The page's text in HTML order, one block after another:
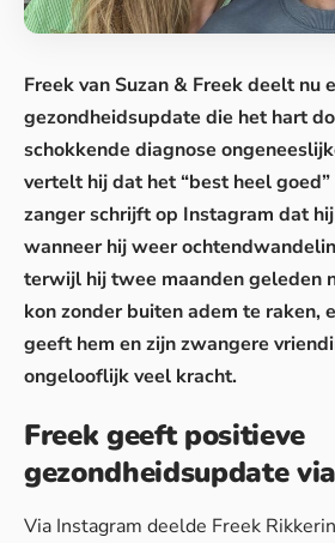
Freek van Suzan & Freek deelt nu
gezondheidsupdate die het hart
schokkende diagnose
vertelt hij dat het “best heel
zanger schrijft op Instagram dat
wanneer hijweer
terwijl hij twee maanden geleden
kon zonder buiten adem te raken,
geeft hem en zijn zwangere
ongelooflijk veel kracht.
Freek geeft positieve
gezondheidsupdate
Via Instagram deelde Freek